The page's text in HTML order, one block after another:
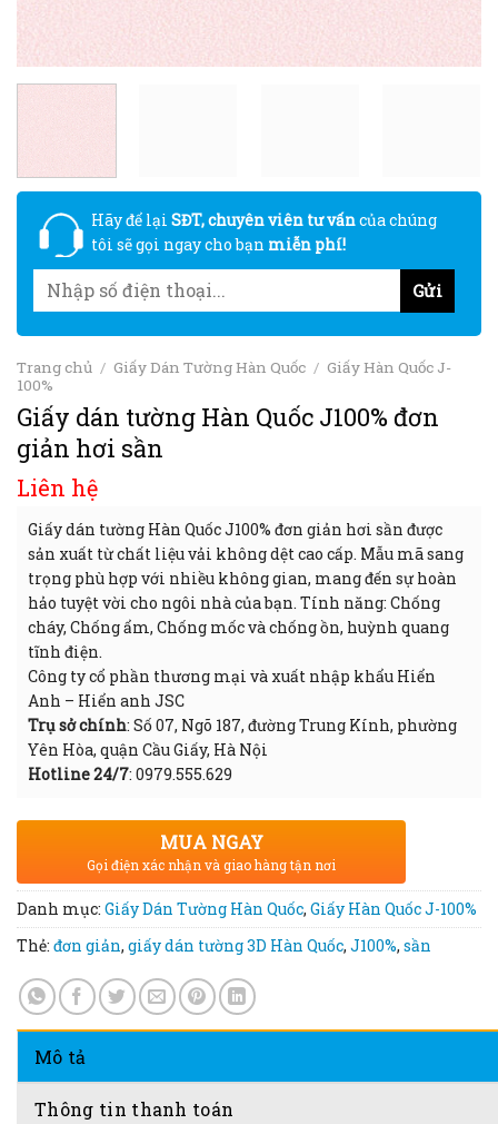
Hãy để lại SĐT, chuyên viên tư vấncủa chúng
tôi sẽ gọi ngay cho bạn miễn phí!
Trang chủ / Giấy Dán Tường Hàn Quốc / Giấy Hàn Quốc J-
100%
Giấy dán tường Hàn Quốc J100% đơn
giản hơi sần
Liên hệ
Giấy dán tường Hàn Quốc J100% đơn giản hơi sần được
sản xuất từ chất liệu vải không dệt cao cấp. Mẫu mã sang
trọng phù hợp với nhiều không gian, mang đến sự hoàn
hảo tuyệt vời cho ngôi nhà của bạn. Tính năng: Chống
cháy, Chống ẩm, Chống mốc và chống ồn, huỳnh quang
tĩnh điện.
Công ty cổ phần thương mại và xuất nhập khẩu Hiển
Anh – Hiển anh JSC
Trụ sở chính: Số 07, Ngõ 187, đường Trung Kính, phường
Yên Hòa, quận Cầu Giấy, Hà Nội
Hotline 24/7: 0979.555.629
MUA NGAY
Gọi điện xác nhận và giao hàng tận nơi
Danh mục: Giấy Dán Tường Hàn Quốc, Giấy Hàn Quốc J-100%
Thẻ: đơn giản, giấy dán tường 3D Hàn Quốc, J100%, sần
Mô tả
Thông tin thanh toán